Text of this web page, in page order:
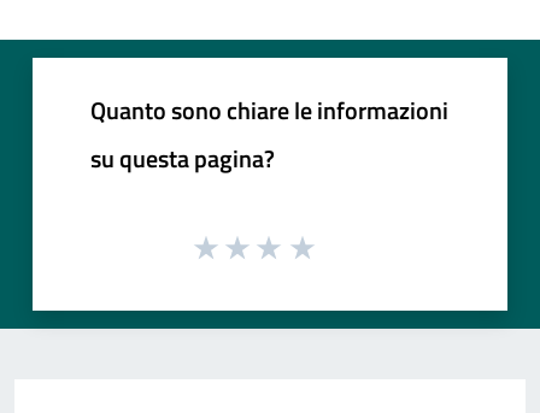
Quanto sono chiare le informazioni
su questa pagina?